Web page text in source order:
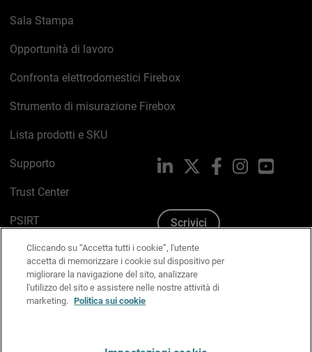
Sala Stampa
Opportunità di lavoro
Confronta elettrodomestici Firebox
Strumento di misurazione Firebox
Lista prodotti e SKU
Supporto
Trust Center
PSIRT
Politica sui cookie
Informativa sulla privacy
Kit Media & Brand
LinkedIn FacebookInstagram
Scrivici
Cliccando su “Accetta tutti i cookie”, l'utente
accetta di memorizzare i cookie sul dispositivo per
migliorare la navigazione del sito, analizzare
l'utilizzo del sito e assistere nelle nostre attività di
marketing. Politica sui cookie